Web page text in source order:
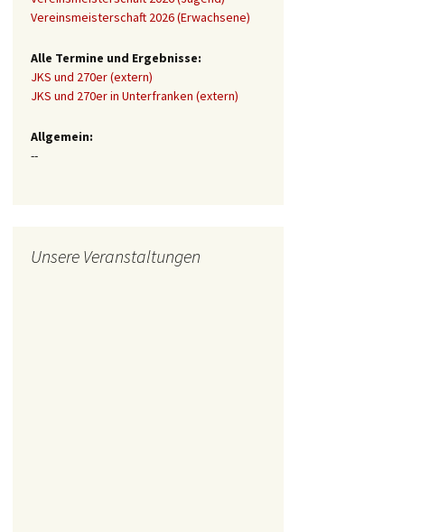
Vereinsmeisterschaft 2026 (Erwachsene)
Alle Termine und Ergebnisse:
JKS und 270er (extern)
JKS und 270er in Unterfranken (extern)
Allgemein:
--
Unsere Veranstaltungen